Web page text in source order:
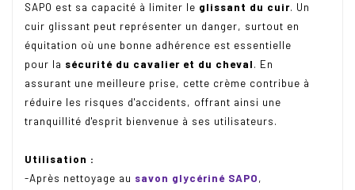
SAPO est sa capacité à limiter le glissant du cuir. Un
cuir glissant peut représenter un danger, surtout en
équitation où une bonne adhérence est essentielle
pour la sécurité du cavalier et du cheval. En
assurant une meilleure prise, cette crème contribue à
réduire les risques d'accidents, offrant ainsi une
tranquillité d'esprit bienvenue à ses utilisateurs.
Utilisation :
-Après nettoyage au savon glycériné SAPO,